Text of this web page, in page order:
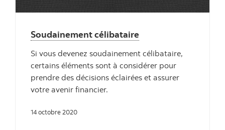
Soudainement célibataire
Si vous devenez soudainement célibataire,
certains éléments sont à considérer pour
prendre des décisions éclairées et assurer
votre avenir financier.
14 octobre 2020